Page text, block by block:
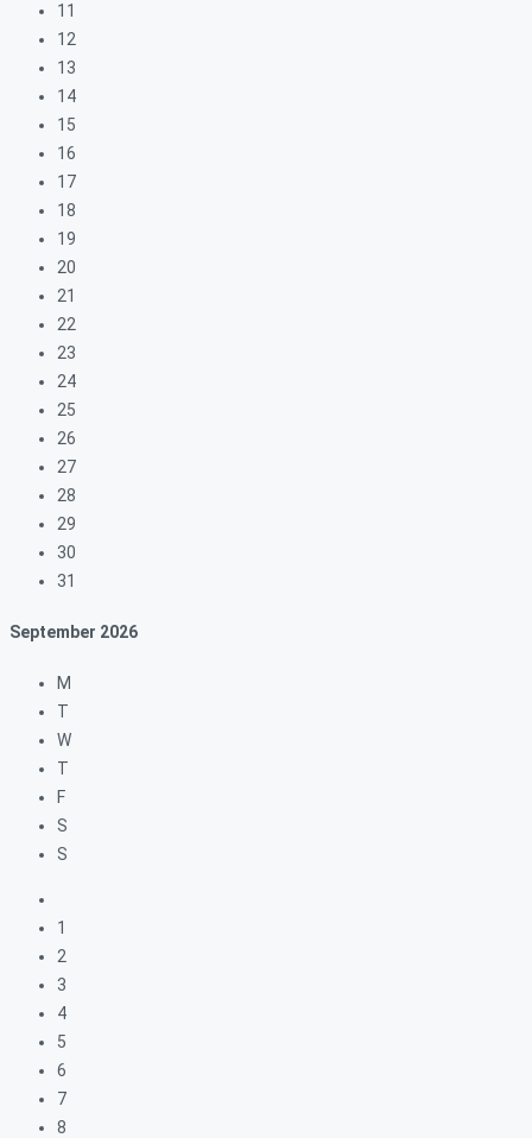
11
12
13
14
15
16
17
18
19
20
21
22
23
24
25
26
27
28
29
30
31
September 2026
M
T
W
T
F
S
S
1
2
3
4
5
6
7
8